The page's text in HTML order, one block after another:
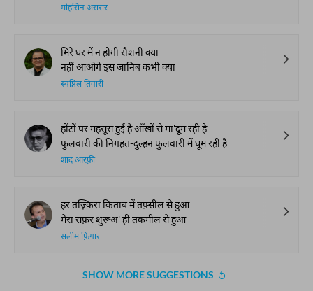
मोहसिन असरार
मिरे घर में न होगी रौशनी क्या
नहीं आओगे इस जानिब कभी क्या
स्वप्निल तिवारी
होंटों पर महसूस हुई है आँखों से मा'दूम रही है
फुलवारी की निगहत-दुल्हन फुलवारी में घूम रही है
शाद आरफ़ी
हर तज़्किरा किताब में तफ़्सील से हुआ
मेरा सफ़र शुरूअ' ही तकमील से हुआ
सलीम फ़िगार
SHOW MORE SUGGESTIONS